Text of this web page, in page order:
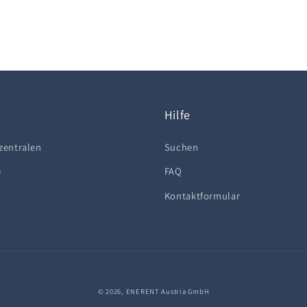
Hilfe
Suchen
FAQ
Kontaktformular
© 2026, ENERENT Austria GmbH